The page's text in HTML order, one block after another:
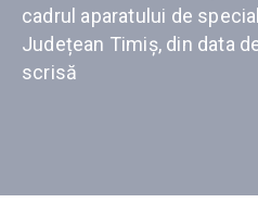
cadrul aparatului de
Județean Timiș, din data
scrisă